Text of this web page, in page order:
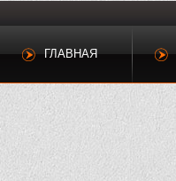
ГЛАВНАЯ